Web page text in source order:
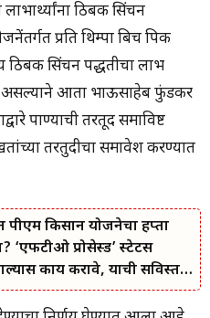
ठिबक सिंचन
प्रति थिम्पा बिच पिक
ठिबक सिंचन पद्धतीचा लाभ
असल्याने आता भाऊसाहेब फुंडकर
पाण्याची तरतूद समाविष्ट
तरतुदीचा समावेश करण्यात
पीएम किसान योजनेचा हप्ता
‘एफटीओ प्रोसेस्ड’ स्टेटस
काय करावे, याची सविस्तर